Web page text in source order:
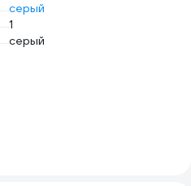
серый
1
серый